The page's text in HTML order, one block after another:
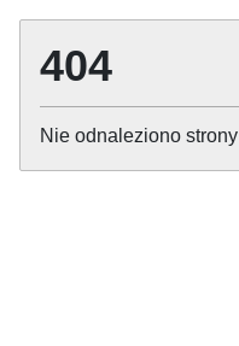
404
Nie odnaleziono strony